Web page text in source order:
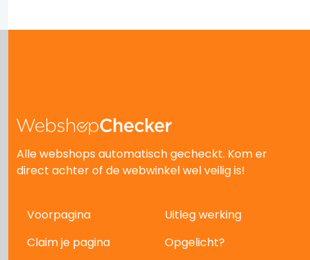
Alle webshops automatisch gecheckt. Kom er
direct achter of de webwinkel wel veilig is!
Voorpagina
Uitleg werking
Claim je pagina
Opgelicht?